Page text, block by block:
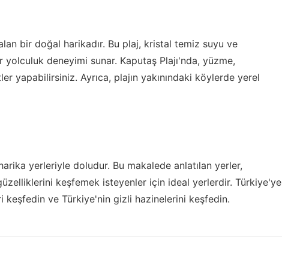
bir doğal harikadır. Bu plaj, kristal temiz suyu ve
deneyimi sunar. Kaputaş Plajı'nda, yüzme,
yapabilirsiniz. Ayrıca, plajın yakınındaki köylerde yerel
yerleriyle doludur. Bu makalede anlatılan yerler,
keşfemek isteyenler için ideal yerlerdir. Türkiye'ye
keşfedin ve Türkiye'nin gizli hazinelerini keşfedin.